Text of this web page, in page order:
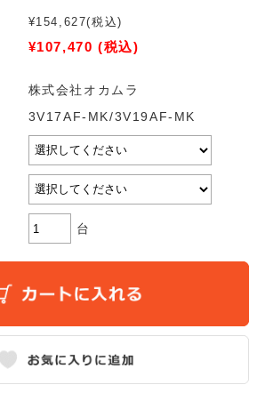
¥154,627(税込)
¥107,470 (税込)
株式会社オカムラ
3V17AF-MK/3V19AF-MK
台